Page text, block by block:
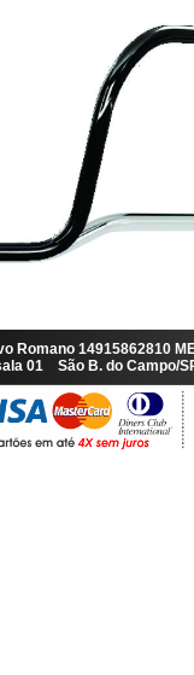
Romano
01 São B. do